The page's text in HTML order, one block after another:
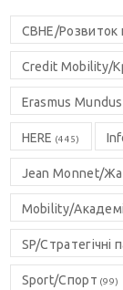
CBHE/Розвиток
Credit Mobility/
Erasmus Mundus
HERE (445)
Jean Monnet/
Mobility/
SP/Стратегічні
Sport/Спорт (99)